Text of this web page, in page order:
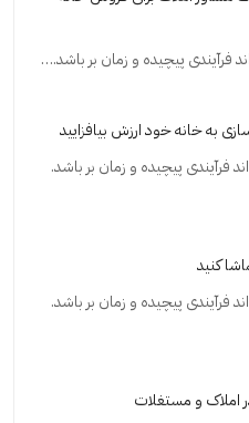
فرآیندی پیچیده و زمان بر باشد.…
به خانه خود ارزش بیافزایید
فرآیندی پیچیده و زمان بر باشد.
کنید
فرآیندی پیچیده و زمان بر باشد.
املاک و مستغلات